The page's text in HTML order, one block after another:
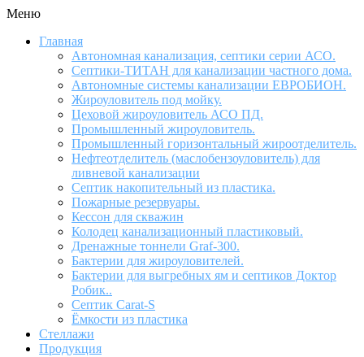
Меню
Главная
Автономная канализация, септики серии АСО.
Септики-ТИТАН для канализации частного дома.
Автономные системы канализации ЕВРОБИОН.
Жироуловитель под мойку.
Цеховой жироуловитель АСО ПД.
Промышленный жироуловитель.
Промышленный горизонтальный жироотделитель.
Нефтеотделитель (маслобензоуловитель) для
ливневой канализации
Септик накопительный из пластика.
Пожарные резервуары.
Кессон для скважин
Колодец канализационный пластиковый.
Дренажные тоннели Graf-300.
Бактерии для жироуловителей.
Бактерии для выгребных ям и септиков Доктор
Робик..
Септик Carat-S
Ёмкости из пластика
Стеллажи
Продукция